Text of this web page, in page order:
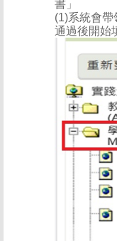
書」
(1)系統會帶
通過後開始